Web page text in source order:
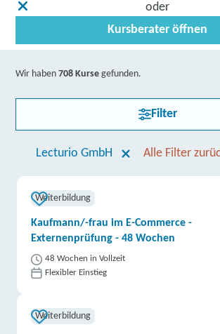
oder
Kursberater öffnen
Wir haben708 Kurse gefunden.
Filter
Lecturio GmbH Alle Filter
Weiterbildung
Kaufmann/-frau im E-Commerce -
Externenprüfung - 48 Wochen
48 Wochen in Vollzeit
Flexibler Einstieg
Weiterbildung